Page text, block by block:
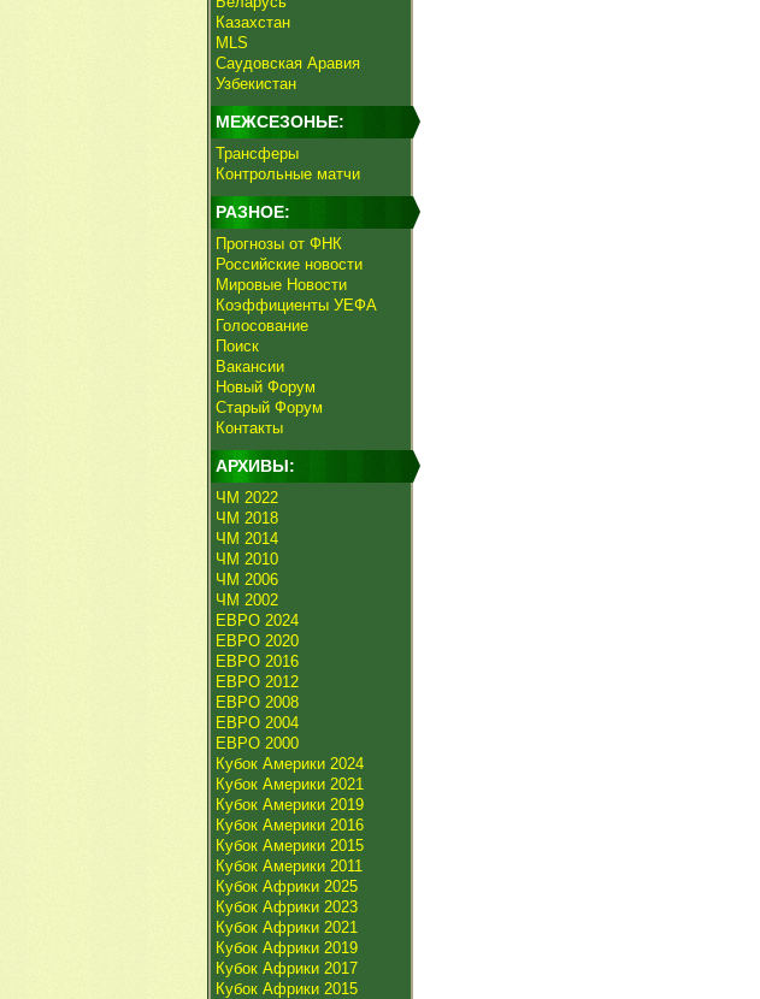
Казахстан
MLS
Саудовская Аравия
Узбекистан
МЕЖСЕЗОНЬЕ:
Трансферы
Контрольные матчи
РАЗНОЕ:
Прогнозы от ФНК
Российские новости
Мировые Новости
Коэффициенты УЕФА
Голосование
Поиск
Вакансии
Новый Форум
Старый Форум
Контакты
АРХИВЫ:
ЧМ 2022
ЧМ 2018
ЧМ 2014
ЧМ 2010
ЧМ 2006
ЧМ 2002
ЕВРО 2024
ЕВРО 2020
ЕВРО 2016
ЕВРО 2012
ЕВРО 2008
ЕВРО 2004
ЕВРО 2000
Кубок Америки 2024
Кубок Америки 2021
Кубок Америки 2019
Кубок Америки 2016
Кубок Америки 2015
Кубок Америки 2011
Кубок Африки 2025
Кубок Африки 2023
Кубок Африки 2021
Кубок Африки 2019
Кубок Африки 2017
Кубок Африки 2015